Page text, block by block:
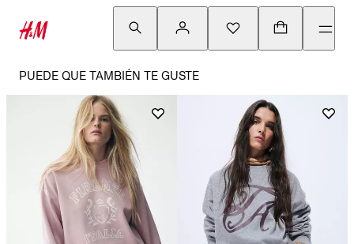
PUEDE QUE TAMBIÉN TE GUSTE